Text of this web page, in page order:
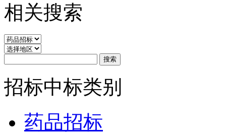
相关搜索
招标中标类别
药品招标